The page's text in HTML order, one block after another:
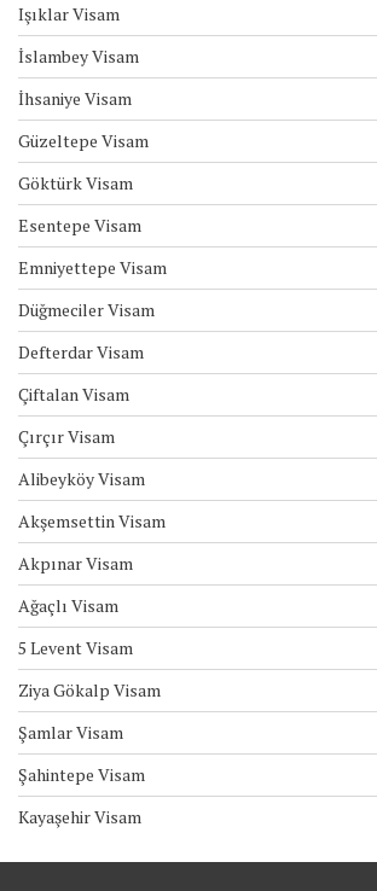
Işıklar Visam
İslambey Visam
İhsaniye Visam
Güzeltepe Visam
Göktürk Visam
Esentepe Visam
Emniyettepe Visam
Düğmeciler Visam
Defterdar Visam
Çiftalan Visam
Çırçır Visam
Alibeyköy Visam
Akşemsettin Visam
Akpınar Visam
Ağaçlı Visam
5 Levent Visam
Ziya Gökalp Visam
Şamlar Visam
Şahintepe Visam
Kayaşehir Visam